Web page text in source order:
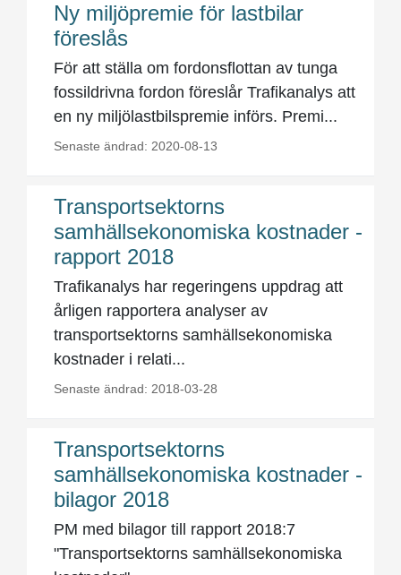
Ny miljöpremie för lastbilar
föreslås
För att ställa om fordonsflottan av tunga
fossildrivna fordon föreslår Trafikanalys att
en ny miljölastbilspremie införs. Premi...
Senaste ändrad: 2020-08-13
Transportsektorns
samhällsekonomiska kostnader -
rapport 2018
Trafikanalys har regeringens uppdrag att
årligen rapportera analyser av
transportsektorns samhällsekonomiska
kostnader i relati...
Senaste ändrad: 2018-03-28
Transportsektorns
samhällsekonomiska kostnader -
bilagor 2018
PM med bilagor till rapport 2018:7
"Transportsektorns samhällsekonomiska